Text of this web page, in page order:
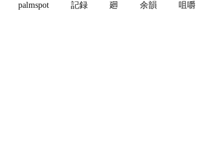
palmspot 記録 廻 余韻 咀嚼